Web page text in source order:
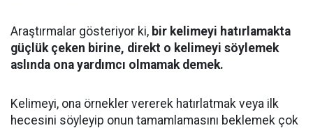
Araştırmalar gösteriyor ki, bir kelimeyi hatırlamakta
güçlük çeken birine, direkt o kelimeyi söylemek
aslında ona yardımcı olmamak demek.
Kelimeyi, ona örnekler vererek hatırlatmak veya ilk
hecesini söyleyip onun tamamlamasını beklemek çok